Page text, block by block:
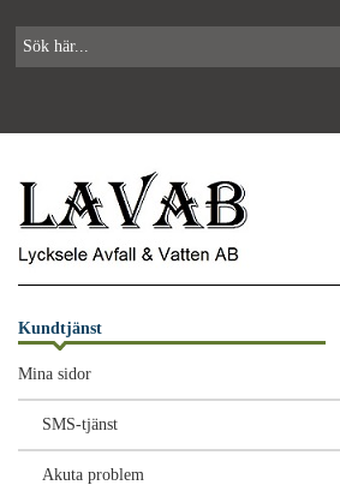
Kundtjänst
Mina sidor
SMS-tjänst
Akuta problem